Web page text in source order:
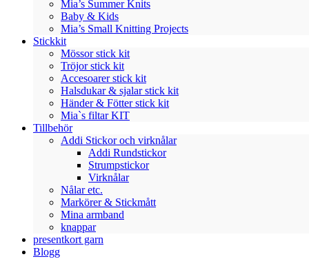
Mia’s Summer Knits
Baby & Kids
Mia’s Small Knitting Projects
Stickkit
Mössor stick kit
Tröjor stick kit
Accesoarer stick kit
Halsdukar & sjalar stick kit
Händer & Fötter stick kit
Mia`s filtar KIT
Tillbehör
Addi Stickor och virknålar
Addi Rundstickor
Strumpstickor
Virknålar
Nålar etc.
Markörer & Stickmått
Mina armband
knappar
presentkort garn
Blogg